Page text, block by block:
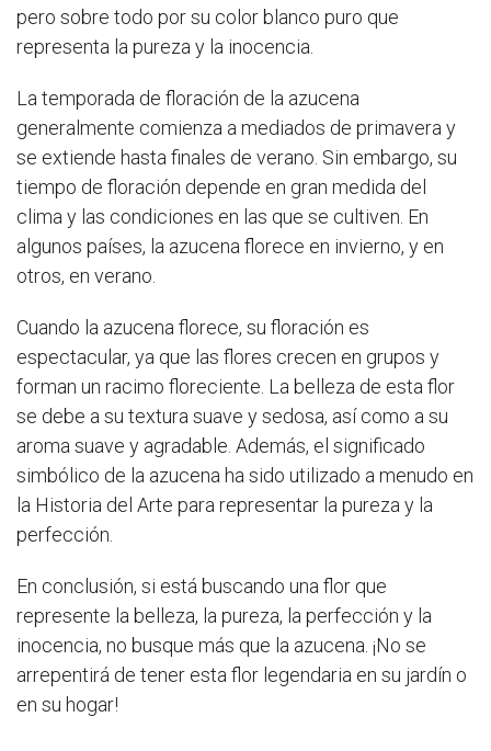
pero sobre todo por su color blanco puro que
representa la pureza y la inocencia.
La temporada de floración de la azucena
generalmente comienza a mediados de primavera y
se extiende hasta finales de verano. Sin embargo, su
tiempo de floración depende en gran medida del
clima y las condiciones en las que se cultiven. En
algunos países, la azucena florece en invierno, y en
otros, en verano.
Cuando la azucena florece, su floración es
espectacular, ya que las flores crecen en grupos y
forman un racimo floreciente. La belleza de esta flor
se debe a su textura suave y sedosa, así como a su
aroma suave y agradable. Además, el significado
simbólico de la azucena ha sido utilizado a menudo en
la Historia del Arte para representar la pureza y la
perfección.
En conclusión, si está buscando una flor que
represente la belleza, la pureza, la perfección y la
inocencia, no busque más que la azucena. ¡No se
arrepentirá de tener esta flor legendaria en su jardín o
en su hogar!